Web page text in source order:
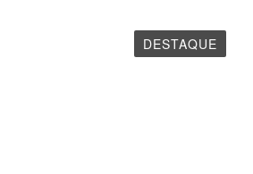
DESTAQUE